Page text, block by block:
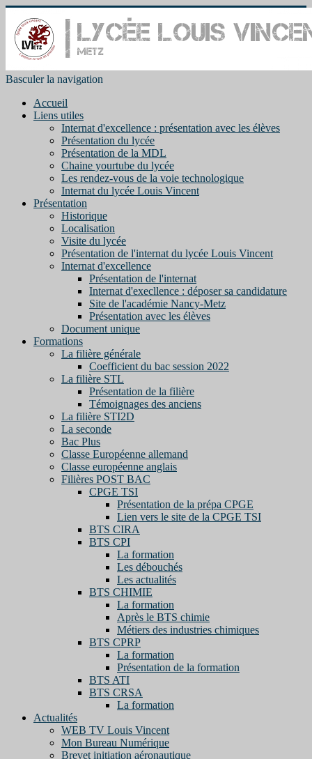
Basculer la navigation
Accueil
Liens utiles
Internat d'excellence : présentation avec les élèves
Présentation du lycée
Présentation de la MDL
Chaine yourtube du lycée
Les rendez-vous de la voie technologique
Internat du lycée Louis Vincent
Présentation
Historique
Localisation
Visite du lycée
Présentation de l'internat du lycée Louis Vincent
Internat d'excellence
Présentation de l'internat
Internat d'execllence : déposer sa candidature
Site de l'académie Nancy-Metz
Présentation avec les élèves
Document unique
Formations
La filière générale
Coefficient du bac session 2022
La filière STL
Présentation de la filière
Témoignages des anciens
La filière STI2D
La seconde
Bac Plus
Classe Européenne allemand
Classe européenne anglais
Filières POST BAC
CPGE TSI
Présentation de la prépa CPGE
Lien vers le site de la CPGE TSI
BTS CIRA
BTS CPI
La formation
Les débouchés
Les actualités
BTS CHIMIE
La formation
Après le BTS chimie
Métiers des industries chimiques
BTS CPRP
La formation
Présentation de la formation
BTS ATI
BTS CRSA
La formation
Actualités
WEB TV Louis Vincent
Mon Bureau Numérique
Brevet initiation aéronautique